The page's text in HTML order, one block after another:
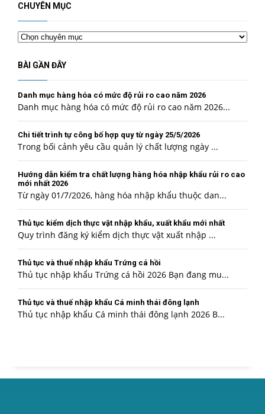
CHUYÊN MỤC
Chuyên
mục
BÀI GẦN ĐÂY
Danh mục hàng hóa có mức độ rủi ro cao năm 2026
Danh mục hàng hóa có mức độ rủi ro cao năm 2026...
Chi tiết trình tự công bố hợp quy từ ngày 25/5/2026
Trong bối cảnh yêu cầu quản lý chất lượng ngày ...
Hướng dẫn kiểm tra chất lượng hàng hóa nhập khẩu rủi ro cao
mới nhất 2026
Từ ngày 01/7/2026, hàng hóa nhập khẩu thuộc dan...
Thủ tục kiểm dịch thực vật nhập khẩu, xuất khẩu mới nhất
Quy trình đăng ký kiểm dịch thực vật xuất nhập ...
Thủ tục và thuế nhập khẩu Trứng cá hồi
Thủ tục nhập khẩu Trứng cá hồi 2026 Bạn đang mu...
Thủ tục và thuế nhập khẩu Cá minh thái đông lạnh
Thủ tục nhập khẩu Cá minh thái đông lạnh 2026 B...